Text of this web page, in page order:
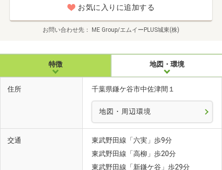
お気に入りに追加する
お問い合わせ先 ME Group/エムイーPLUS城東(株)
特徴 地図・環境
住所 千葉県鎌ケ谷市中佐津間１
地図・周辺環境
交通
東武野田線「六実」歩9分
東武野田線「高柳」歩20分
東武野田線「新鎌ケ谷」歩29分